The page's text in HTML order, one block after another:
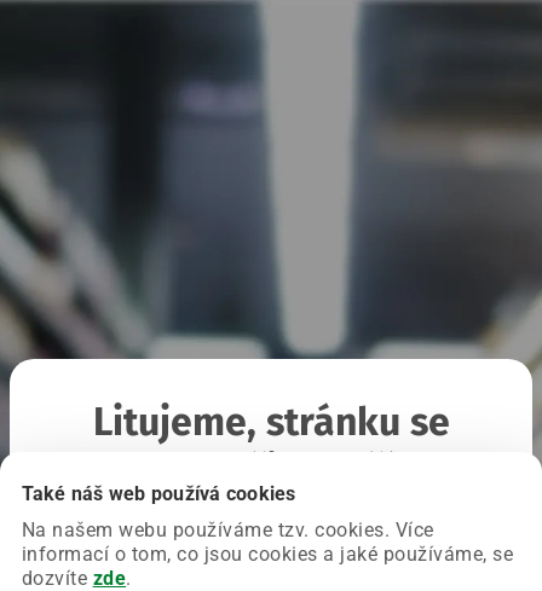
Také náš web používá cookies
Na našem webu používáme tzv. cookies. Více
informací o tom, co jsou cookies a jaké používáme, se
dozvíte zde.
Litujeme, stránku se
Chyba nastala na naší straně a už ji opravujeme.
Zkuste prosím znovu načíst požadovanou stránku.